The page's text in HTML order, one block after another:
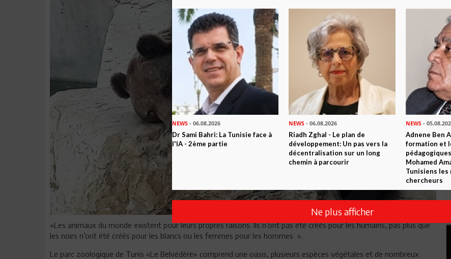
«Les animaux du monde existent pour leurs propres raisons. Ils n’ont pas été créés pour les humains, pas plus que
les noirs n’ont été créés pour les blancs ou les femmes pour les hommes ».
Le parc zoologique de Tunis «Le Belvédère» comprend une oasis, plusieurs espèces végétales et de nombreux
NEWS - 06.08.2026
Dr Sami Bahri: La Tunisie face à
l'IA - 2ème partie
NEWS - 06.08.2026
Riadh Zghal - Le plan de
développement: Un pas vers la
décentralisation sur un long
chemin à parcourir
NEWS-
Adnene Ben
formation et
Mohamed
Tunisiens les
chercheurs
Ne plus afficher